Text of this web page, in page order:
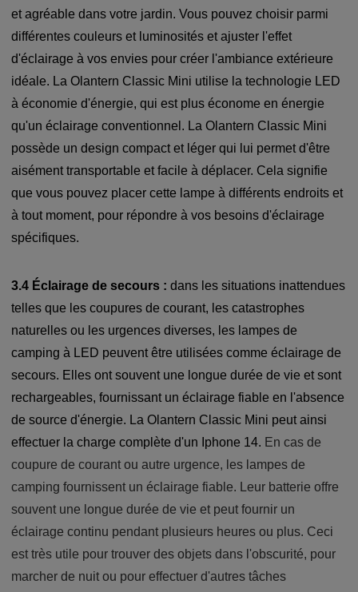
et agréable dans votre jardin. Vous pouvez choisir parmi
différentes couleurs et luminosités et ajuster l'effet
d'éclairage à vos envies pour créer l'ambiance extérieure
idéale. La Olantern Classic Mini utilise la technologie LED
à économie d'énergie, qui est plus économe en énergie
qu'un éclairage conventionnel. La Olantern Classic Mini
possède un design compact et léger qui lui permet d'être
aisément transportable et facile à déplacer. Cela signifie
que vous pouvez placer cette lampe à différents endroits et
à tout moment, pour répondre à vos besoins d'éclairage
spécifiques.
3.4 Éclairage de secours : dans les situations inattendues
telles que les coupures de courant, les catastrophes
naturelles ou les urgences diverses, les lampes de
camping à LED peuvent être utilisées comme éclairage de
secours. Elles ont souvent une longue durée de vie et sont
rechargeables, fournissant un éclairage fiable en l'absence
de source d'énergie. La Olantern Classic Mini peut ainsi
effectuer la charge complète d'un Iphone 14. En cas de
coupure de courant ou autre urgence, les lampes de
camping fournissent un éclairage fiable. Leur batterie offre
souvent une longue durée de vie et peut fournir un
éclairage continu pendant plusieurs heures ou plus. Ceci
est très utile pour trouver des objets dans l'obscurité, pour
marcher de nuit ou pour effectuer d'autres tâches